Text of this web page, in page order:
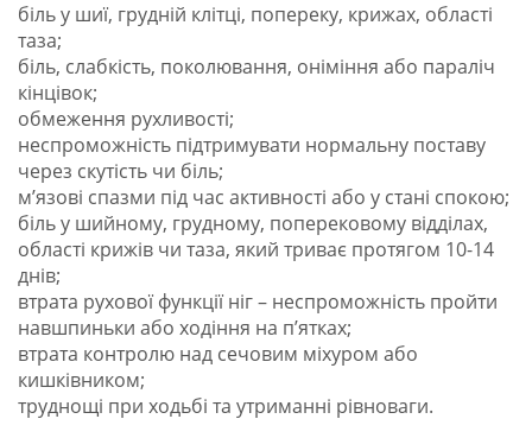
біль у шиї, грудній клітці, попереку, крижах, області
таза;
біль, слабкість, поколювання, оніміння або параліч
кінцівок;
обмеження рухливості;
неспроможність підтримувати нормальну поставу
через скутість чи біль;
м’язові спазми під час активності або у стані спокою;
біль у шийному, грудному, поперековому відділах,
області крижів чи таза, який триває протягом 10-14
днів;
втрата рухової функції ніг – неспроможність пройти
навшпиньки або ходіння на п’ятках;
втрата контролю над сечовим міхуром або
кишківником;
труднощі при ходьбі та утриманні рівноваги.